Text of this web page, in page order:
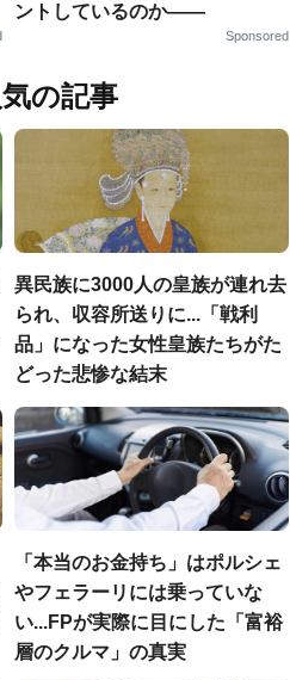
ントしているのか——
Sponsored
の記事
異民族に3000人の皇族が連れ去
られ、収容所送りに...「戦利
品」になった女性皇族たちがた
どった悲惨な結末
「本当のお金持ち」はポルシェ
やフェラーリには乗っていな
い...FPが実際に目にした「富裕
層のクルマ」の真実